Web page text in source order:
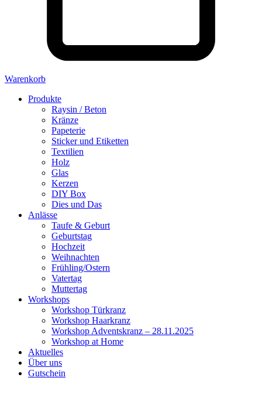
Warenkorb
Produkte
Raysin / Beton
Kränze
Papeterie
Sticker und Etiketten
Textilien
Holz
Glas
Kerzen
DIY Box
Dies und Das
Anlässe
Taufe & Geburt
Geburtstag
Hochzeit
Weihnachten
Frühling/Ostern
Vatertag
Muttertag
Workshops
Workshop Türkranz
Workshop Haarkranz
Workshop Adventskranz – 28.11.2025
Workshop at Home
Aktuelles
Über uns
Gutschein